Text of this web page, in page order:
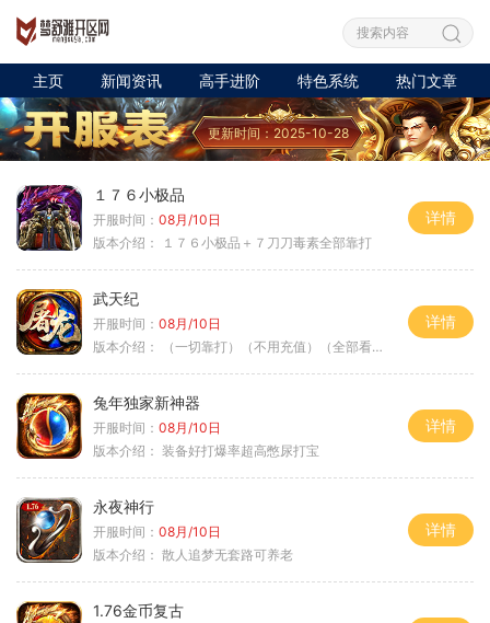
主页 新闻资讯 高手进阶 特色系统 热门文章
更新时间：2025-10-28
１７６小极品
开服时间： 08月/10日
版本介绍：
１７６小极品＋７刀刀毒素全部靠打
详情
武天纪
开服时间： 08月/10日
版本介绍：
（一切靠打）（不用充值）（全部看脸）
详情
兔年独家新神器
开服时间： 08月/10日
版本介绍： 装备好打爆率超高憋尿打宝
详情
永夜神行
开服时间： 08月/10日
版本介绍： 散人追梦无套路可养老
详情
1.76金币复古